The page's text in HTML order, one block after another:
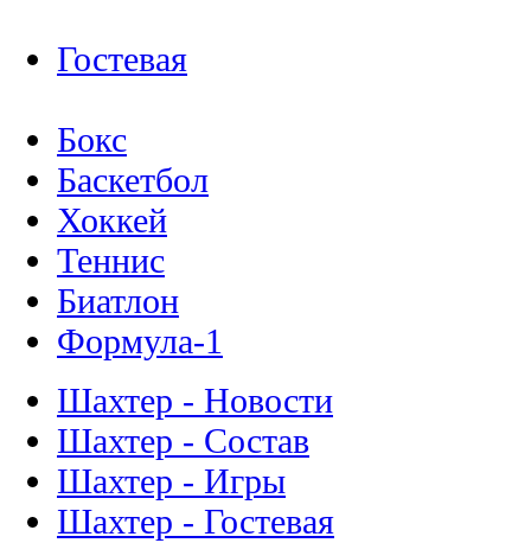
Гостевая
Бокс
Баскетбол
Хоккей
Теннис
Биатлон
Формула-1
Шахтер - Новости
Шахтер - Состав
Шахтер - Игры
Шахтер - Гостевая